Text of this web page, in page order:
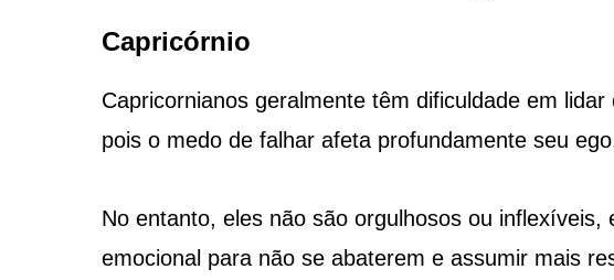
Capricórnio
Capricornianos geralmente têm dificuldade em
pois o medo de falhar afeta profundamente seu
No entanto, eles não são orgulhosos ou
emocional para não se abaterem e assumir mais